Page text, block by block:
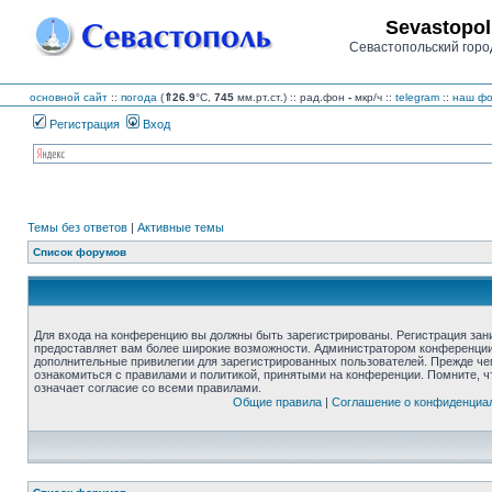
Севастопольский
основной сайт :: погода (⇑26.9°C, 745 мм.рт.ст.) :: рад.фон - мкр/ч :: telegram :: наш
Регистрация Вход
Темы без ответов | Активные темы
Список форумов
Для входа на конференцию вы должны быть зарегистрированы. Регистрация
предоставляет вам более широкие возможности. Администратором
дополнительные привилегии для зарегистрированных пользователей. Прежде
ознакомиться с правилами и политикой, принятыми на конференции. Помните,
означает согласие со всеми правилами.
Общие правила| Соглашение о